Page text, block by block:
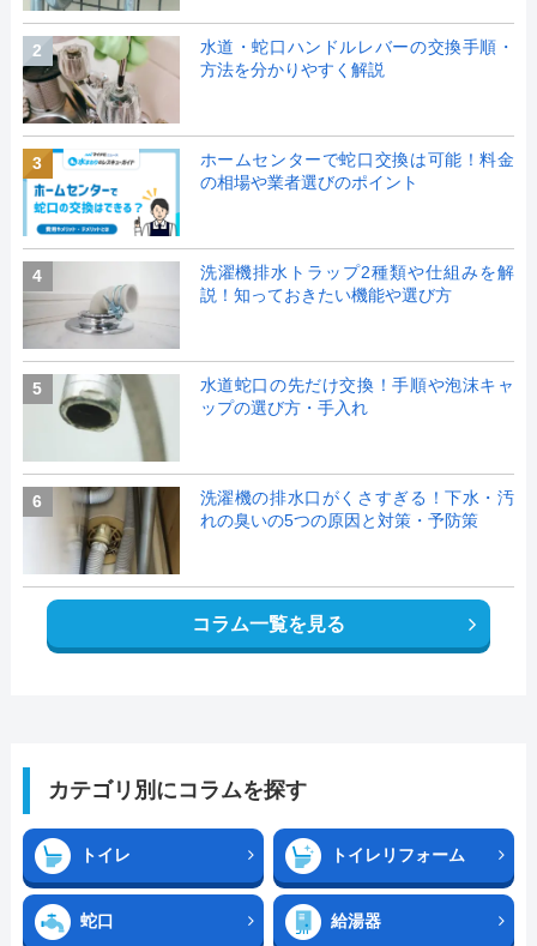
2
水道・蛇口ハンドルレバーの交換手順・
方法を分かりやすく解説
3
ホームセンターで蛇口交換は可能！料金
の相場や業者選びのポイント
4
洗濯機排水トラップ2種類や仕組みを解
説！知っておきたい機能や選び方
5
水道蛇口の先だけ交換！手順や泡沫キャ
ップの選び方・手入れ
6
洗濯機の排水口がくさすぎる！下水・汚
れの臭いの5つの原因と対策・予防策
コラム一覧を見る
カテゴリ別にコラムを探す
トイレ トイレリフォーム
蛇口 給湯器